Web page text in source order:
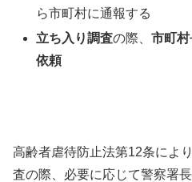
ら市町村に通報する
立ち入り調査の際、市町
依頼
高齢者虐待防止法第12条によ
査の際、必要に応じて警察署